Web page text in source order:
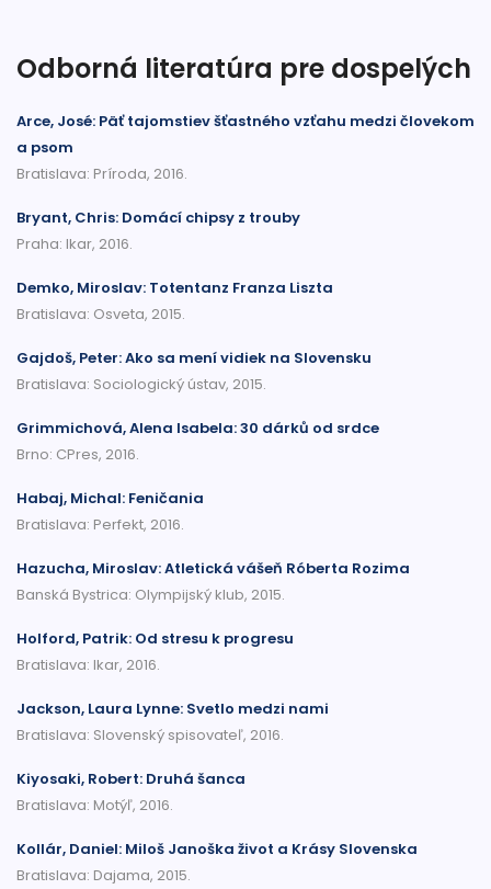
Odborná literatúra pre dospelých
Arce, José: Päť tajomstiev šťastného vzťahu medzi človekom
a psom
Bratislava: Príroda, 2016.
Bryant, Chris: Domácí chipsy z trouby
Praha: Ikar, 2016.
Demko, Miroslav: Totentanz Franza Liszta
Bratislava: Osveta, 2015.
Gajdoš, Peter: Ako sa mení vidiek na Slovensku
Bratislava: Sociologický ústav, 2015.
Grimmichová, Alena Isabela: 30 dárků od srdce
Brno: CPres, 2016.
Habaj, Michal: Feničania
Bratislava: Perfekt, 2016.
Hazucha, Miroslav: Atletická vášeň Róberta Rozima
Banská Bystrica: Olympijský klub, 2015.
Holford, Patrik: Od stresu k progresu
Bratislava: Ikar, 2016.
Jackson, Laura Lynne: Svetlo medzi nami
Bratislava: Slovenský spisovateľ, 2016.
Kiyosaki, Robert: Druhá šanca
Bratislava: Motýľ, 2016.
Kollár, Daniel: Miloš Janoška život a Krásy Slovenska
Bratislava: Dajama, 2015.